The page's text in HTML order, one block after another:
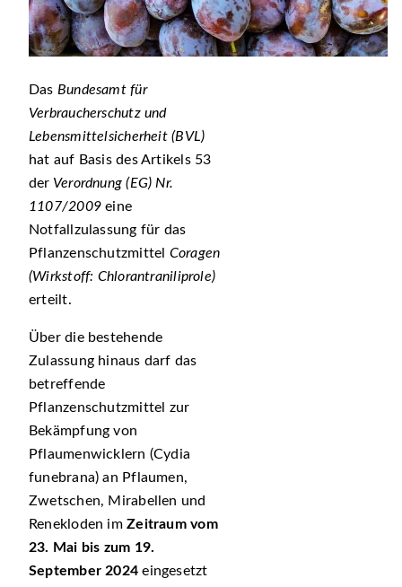
Das Bundesamt für
Verbraucherschutz und
Lebensmittelsicherheit (BVL)
hat auf Basis des Artikels 53
der Verordnung (EG) Nr.
1107/2009eine
Notfallzulassung für das
Pflanzenschutzmittel Coragen
(Wirkstoff: Chlorantraniliprole)
erteilt.
Über die bestehende
Zulassung hinaus darf das
betreffende
Pflanzenschutzmittel zur
Bekämpfung von
Pflaumenwicklern (Cydia
funebrana) an Pflaumen,
Zwetschen, Mirabellen und
Renekloden imZeitraum vom
23. Mai bis zum 19.
September 2024 eingesetzt